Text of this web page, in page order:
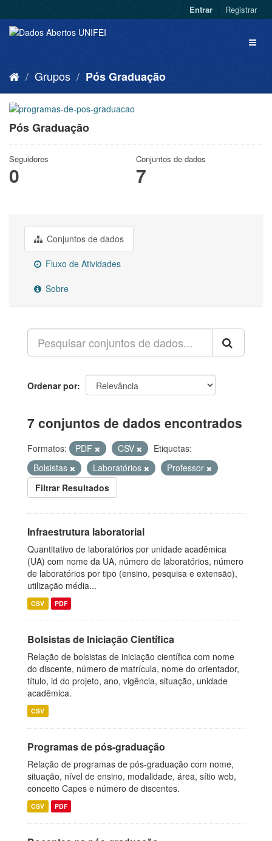
Entrar Registrar
Grupos Pós Graduação
Pós Graduação
Seguidores
0
Conjuntos de dados
7
Conjuntos de dados
Fluxo de Atividades
Sobre
Ordenar por
7 conjuntos de dados encontrados
Formatos: PDF CSV
Etiquetas:
Bolsistas
Laboratórios
Professor
Filtrar Resultados
Infraestrutura laboratorial
Quantitativo de laboratórios por unidade acadêmica
(UA) com nome da UA, número de laboratórios, número
de laboratórios por tipo (ensino, pesquisa e extensão),
utilização média...
CSV PDF
Bolsistas de Iniciação Científica
Relação de bolsistas de iniciação científica com nome
do discente, número de matrícula, nome do orientador,
título, id do projeto, ano, vigência, situação, unidade
acadêmica.
CSV
Programas de pós-graduação
Relação de programas de pós-graduação com nome,
situação, nível de ensino, modalidade, área, sítio web,
conceito Capes e número de discentes.
CSV PDF